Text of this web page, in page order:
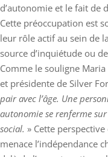
d’autonomie et le fait de
Cette préoccupation est
leur rôle actif au sein de
source d’inquiétude ou
Comme le souligne
et présidente de Silver
pair avec l’âge. Une
autonomie se renferme
social. » Cette
menace l’indépendance